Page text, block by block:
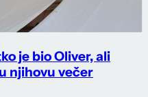
je bio Oliver, ali
njihovu večer